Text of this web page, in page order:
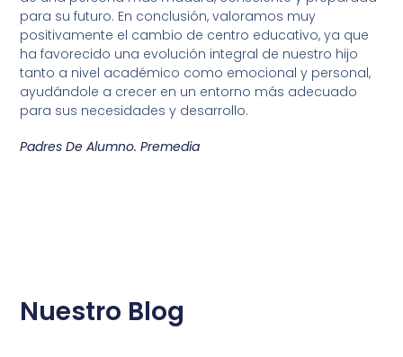
para su futuro. En conclusión, valoramos muy
positivamente el cambio de centro educativo, ya que
ha favorecido una evolución integral de nuestro hijo
tanto a nivel académico como emocional y personal,
ayudándole a crecer en un entorno más adecuado
para sus necesidades y desarrollo.
Padres De Alumno. Premedia
Nuestro Blog